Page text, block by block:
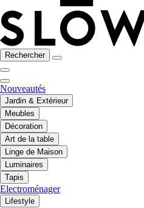
Rechercher
Nouveautés
Jardin & Extérieur
Meubles
Décoration
Art de la table
Linge de Maison
Luminaires
Tapis
Electroménager
Lifestyle